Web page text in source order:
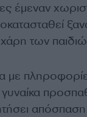
έμεναν
χάρη των
με